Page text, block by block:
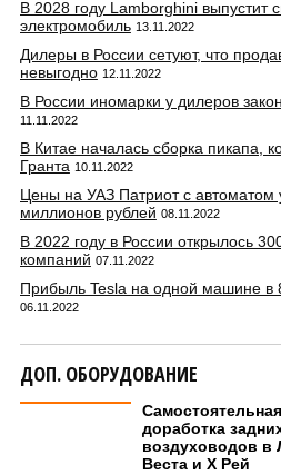
В 2028 году Lamborghini выпустит
электромобиль 13.11.2022
Дилеры в России сетуют, что
невыгодно 12.11.2022
В России иномарки у дилеров
11.11.2022
В Китае началась сборка пикапа,
Гранта 10.11.2022
Цены на УАЗ Патриот с автоматом
миллионов рублей 08.11.2022
В 2022 году в России открылось
компаний 07.11.2022
Прибыль Tesla на одной машине в
06.11.2022
ДОП. ОБОРУДОВАНИЕ
Самостоятельная
доработка
воздуховодов в
Веста и Х Рей